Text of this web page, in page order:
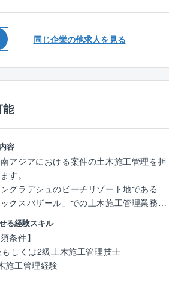
性の高い建設物、
庫・商業ビルといった経済を循環させ
、
テル・住宅など生活に直結する建物ま
広い建設工事を担っています。
の約50カ国で私たちが手がけた建設物が
南鳥島近海の海底に眠るレアアース泥
開発にも貢献しています。
研究開発センターを中心として、海洋土
上土木、建築分野の技術開発を進めてい
対象は、港湾・海洋構造物等の整備・維
の技術、
・津波に対する防災技術、環境の保全・
技術、建築技術、
の省力化・高精度化を図る情報化施工技
さらには
後の流れ】
構成】
工事部：支店長、施工管理者、事務の3名
組織を強化中のため、増員予定でござい
来のキャリアパス】
海外事業は立ち上げ期から拡大期へと移
ていきます。
中で、支店の中核として、支店長を目指
ただいたり、海外での長期的なキャリア
築いていただきたいと考えております。
同じ企業の他求人を見る
能
容
アジアにおける案件の土木施工管理を担
す。
グラデシュのビーチリゾート地である
ックスバザール」での土木施工管理業務を
いたします。
は、それ以外の地域にも進出していく方
となります、
的には】
における品質管理、工程管理、原価管
る経験スキル
須条件】
しくは2級土木施工管理技士
施工管理経験